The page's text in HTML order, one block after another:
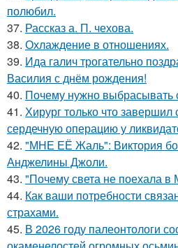
полюбил.
37. Рассказ а. П. чехова.
38. Охлаждение в отношениях.
39. Ида галич трогательно
Василия с днём рождения!
40. Почему нужно выбрасывать
41. Хирург только что
сердечную операцию у
42. "МНЕ ЕЁ Жаль": Виктория
Анджелины Джоли.
43. "Почему света не поехала в
44. Как ваши потребности
страхами.
45. В 2026 году палеонтологи